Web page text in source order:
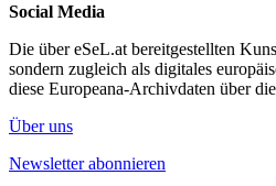
Social Media
Die über eSeL.at bereitgestellten
sondern zugleich als digitales
diese Europeana-Archivdaten über
Über uns
Newsletter abonnieren